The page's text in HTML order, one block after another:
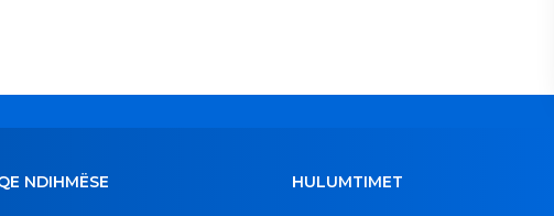
NDIHMËSE HULUMTIMET